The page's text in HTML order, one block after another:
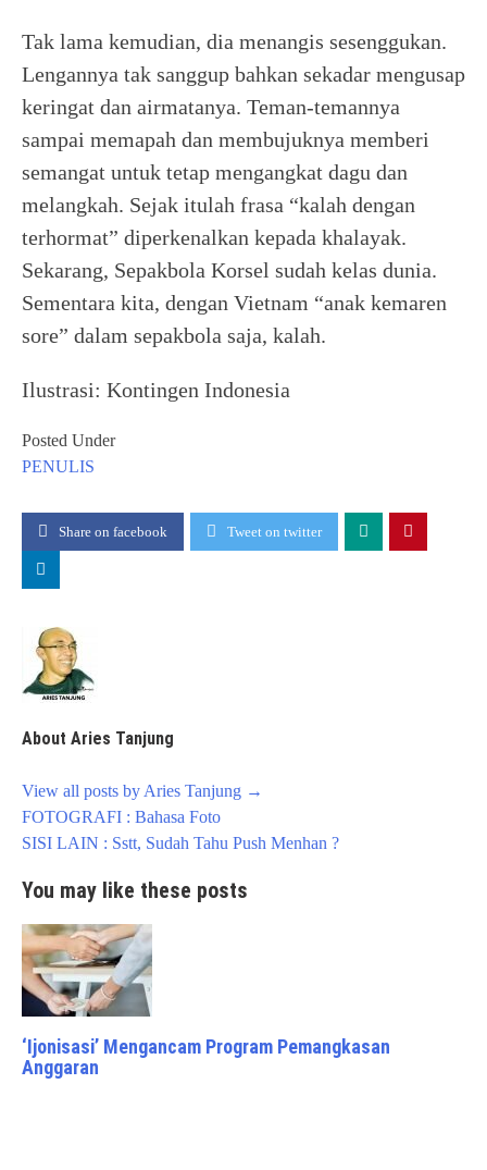
Tak lama kemudian, dia menangis sesenggukan.
Lengannya tak sanggup bahkan sekadar mengusap
keringat dan airmatanya. Teman-temannya
sampai memapah dan membujuknya memberi
semangat untuk tetap mengangkat dagu dan
melangkah. Sejak itulah frasa “kalah dengan
terhormat” diperkenalkan kepada khalayak.
Sekarang, Sepakbola Korsel sudah kelas dunia.
Sementara kita, dengan Vietnam “anak kemaren
sore” dalam sepakbola saja, kalah.
Ilustrasi: Kontingen Indonesia
Posted Under
PENULIS
Share on facebook Tweet on twitter
About Aries Tanjung
View all posts by Aries Tanjung →
Post
navigation
FOTOGRAFI : Bahasa Foto
SISI LAIN : Sstt, Sudah Tahu Push Menhan ?
You may like these posts
‘Ijonisasi’ Mengancam Program Pemangkasan
Anggaran